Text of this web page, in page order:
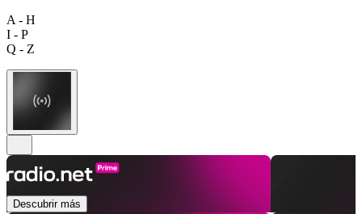
A - H
I - P
Q - Z
Descubrir más